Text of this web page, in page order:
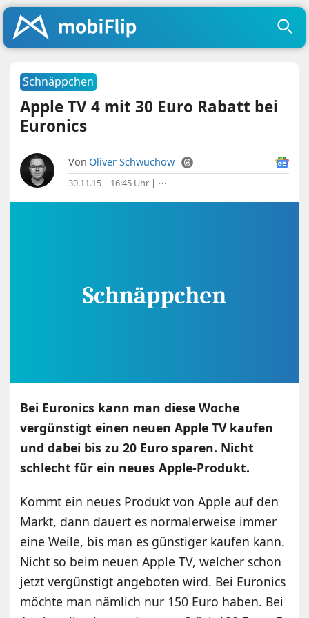
Schnäppchen
Apple TV 4 mit 30 Euro Rabatt bei
Euronics
Von Oliver Schwuchow
30.11.15 | 16:45 Uhr | ⋯
Bei Euronics kann man diese Woche
vergünstigt einen neuen Apple TV kaufen
und dabei bis zu 20 Euro sparen. Nicht
schlecht für ein neues Apple-Produkt.
Kommt ein neues Produkt von Apple auf den
Markt, dann dauert es normalerweise immer
eine Weile, bis man es günstiger kaufen kann.
Nicht so beim neuen Apple TV, welcher schon
jetzt vergünstigt angeboten wird. Bei Euronics
möchte man nämlich nur 150 Euro haben. Bei